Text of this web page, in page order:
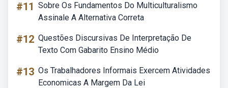
#11 Sobre Os Fundamentos Do Multiculturalismo
Assinale A Alternativa Correta
#12 Questões Discursivas De Interpretação De
Texto Com Gabarito Ensino Médio
#13 Os Trabalhadores Informais Exercem Atividades
Economicas A Margem Da Lei